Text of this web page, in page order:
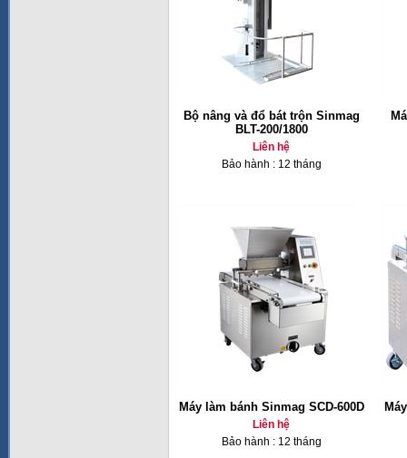
Bộ nâng và đổ bát trộn Sinmag
BLT-200/1800
Liên hệ
Bảo hành : 12 tháng
Máy làm bánh Sinmag SCD-600D
Liên hệ
Bảo hành : 12 tháng